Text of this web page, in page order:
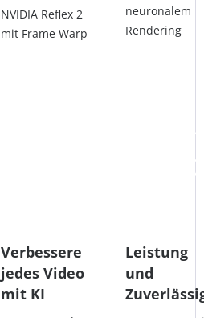
NVIDIA Reflex 2
mit Frame Warp
neuronalem
Rendering
Verbessere
jedes Video
mit KI
Leistung
und